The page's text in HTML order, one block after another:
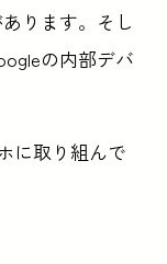
ります。そし
の内部デバ
に取り組んで